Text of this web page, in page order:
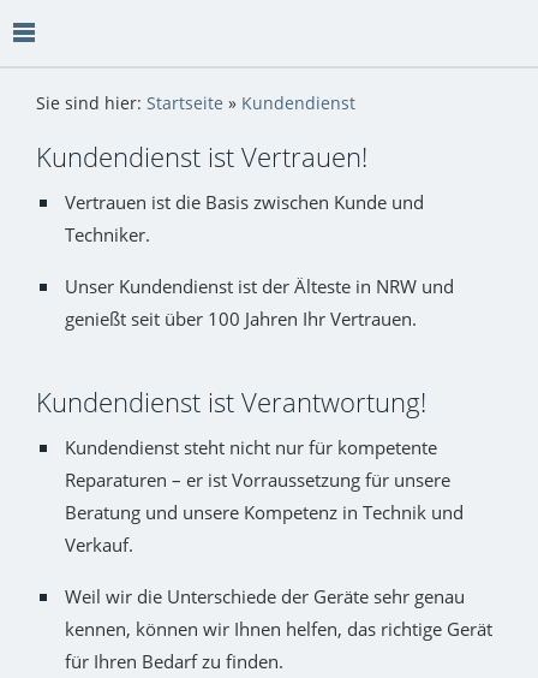
Sie sind hier: Startseite » Kundendienst
Kundendienst ist Vertrauen!
Vertrauen ist die Basis zwischen Kunde und
Techniker.
Unser Kundendienst ist der Älteste in NRW und
genießt seit über 100 Jahren Ihr Vertrauen.
Kundendienst ist Verantwortung!
Kundendienst steht nicht nur für kompetente
Reparaturen – er ist Vorraussetzung für unsere
Beratung und unsere Kompetenz in Technik und
Verkauf.
Weil wir die Unterschiede der Geräte sehr genau
kennen, können wir Ihnen helfen, das richtige Gerät
für Ihren Bedarf zu finden.